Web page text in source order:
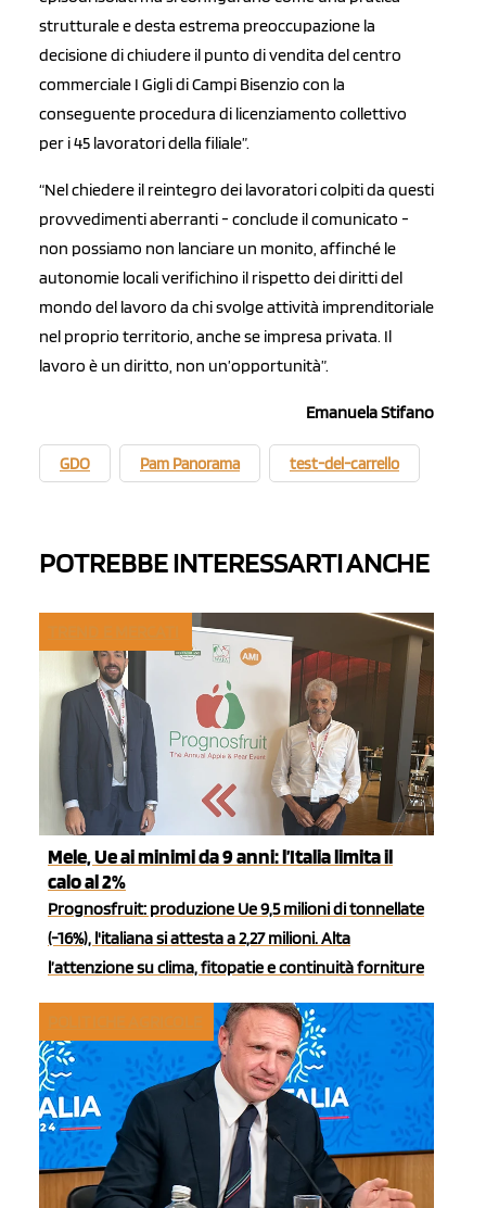
strutturale e desta estrema preoccupazione la
decisione di chiudere il punto di vendita del centro
commerciale I Gigli di Campi Bisenzio con la
conseguente procedura di licenziamento collettivo
per i 45 lavoratori della filiale”.
“Nel chiedere il reintegro dei lavoratori colpiti da questi
provvedimenti aberranti - conclude il comunicato -
non possiamo non lanciare un monito, affinché le
autonomie locali verifichino il rispetto dei diritti del
mondo del lavoro da chi svolge attività imprenditoriale
nel proprio territorio, anche se impresa privata. Il
lavoro è un diritto, non un’opportunità”.
Emanuela Stifano
GDO Pam Panorama test-del-carrello
POTREBBE INTERESSARTI ANCHE
Mele, Ue ai minimi da 9 anni: l’Italia limita il
calo al 2%
Prognosfruit: produzione Ue 9,5 milioni di tonnellate
(-16%), l'italiana si attesta a 2,27 milioni. Alta
l’attenzione su clima, fitopatie e continuità forniture